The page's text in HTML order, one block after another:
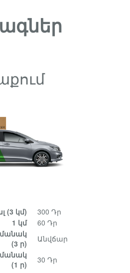
(3 կմ)
300 Դր
1 կմ
60 Դր
(3 ր)
Անվճար
(1 ր)
30 Դր